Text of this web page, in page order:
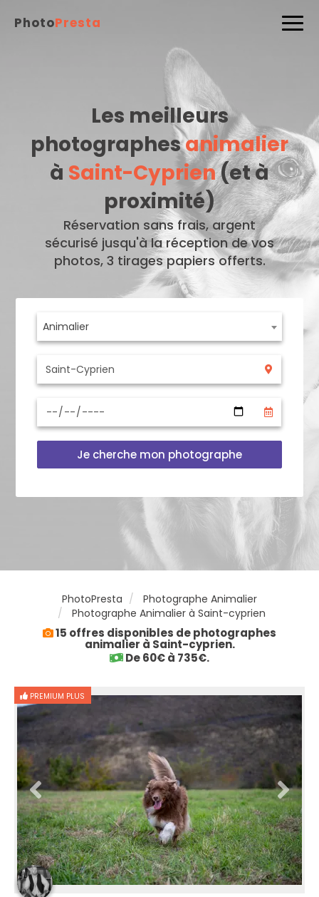
PhotoPresta
Les meilleurs
photographesanimalier
à Saint-Cyprien(et à
proximité)
Réservation sans frais, argent
sécurisé jusqu'à la réception de vos
photos, 3 tirages papiers offerts.
Animalier
Je cherche mon photographe
PhotoPresta
Photographe Animalier
Photographe Animalier à Saint-cyprien
15 offres disponibles de photographes
animalier à Saint-cyprien.
De 60€ à 735€.
PREMIUM PLUS